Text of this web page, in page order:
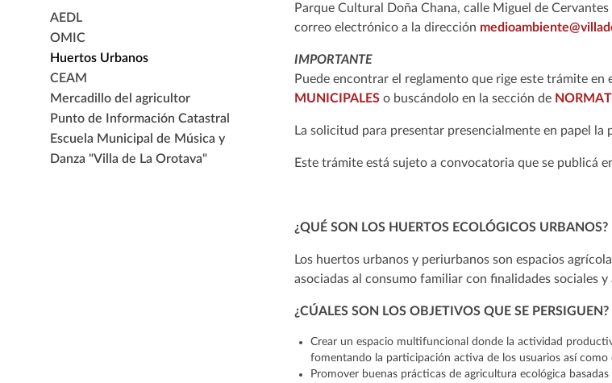
AEDL
OMIC
Huertos Urbanos
CEAM
Mercadillo del agricultor
Punto de Información Catastral
Escuela Municipal de Música y
Danza "Villa de La Orotava"
Parque Cultural Doña Chana, calle Miguel de
correo electrónico a la dirección
IMPORTANTE
Puede encontrar el reglamento que rige este trámite en
MUNICIPALESo buscándolo en la sección de
La solicitud para presentar presencialmente en papel la
Este trámite está sujeto a convocatoria que se publicá
¿QUÉ SON LOS HUERTOS ECOLÓGICOS URBANOS?
Los huertos urbanos y periurbanos son espacios
asociadas al consumo familiar con finalidades sociales y
¿CÚALES SON LOS OBJETIVOS QUE SE PERSIGUEN?
Crear un espacio multifuncional donde la actividad
fomentando la participación activa de los usuarios así como
Promover buenas prácticas de agricultura ecológica